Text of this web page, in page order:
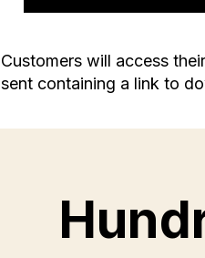
Customers will access
sent containing a link to